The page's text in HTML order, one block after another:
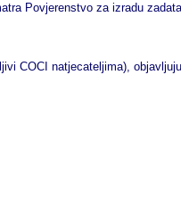
Povjerenstvo za izradu
COCI natjecateljima),